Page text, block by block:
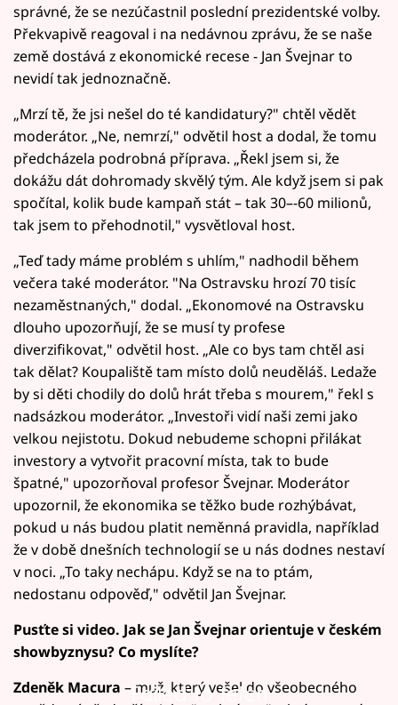
správné, že se nezúčastnil poslední prezidentské volby.
Překvapivě reagoval i na nedávnou zprávu, že se naše
země dostává z ekonomické recese - Jan Švejnar to
nevidí tak jednoznačně.
„Mrzí tě, že jsi nešel do té kandidatury?" chtěl vědět
moderátor. „Ne, nemrzí," odvětil host a dodal, že tomu
předcházela podrobná příprava. „Řekl jsem si, že
dokážu dát dohromady skvělý tým. Ale když jsem si pak
spočítal, kolik bude kampaň stát – tak 30–-60 milionů,
tak jsem to přehodnotil," vysvětloval host.
„Teď tady máme problém s uhlím," nadhodil během
večera také moderátor. "Na Ostravsku hrozí 70 tisíc
nezaměstnaných," dodal. „Ekonomové na Ostravsku
dlouho upozorňují, že se musí ty profese
diverzifikovat," odvětil host. „Ale co bys tam chtěl asi
tak dělat? Koupaliště tam místo dolů neuděláš. Ledaže
by si děti chodily do dolů hrát třeba s mourem," řekl s
nadsázkou moderátor. „Investoři vidí naši zemi jako
velkou nejistotu. Dokud nebudeme schopni přilákat
investory a vytvořit pracovní místa, tak to bude
špatné," upozorňoval profesor Švejnar. Moderátor
upozornil, že ekonomika se těžko bude rozhýbávat,
pokud u nás budou platit neměnná pravidla, například
že v době dnešních technologií se u nás dodnes nestaví
v noci. „To taky nechápu. Když se na to ptám,
nedostanu odpověď," odvětil Jan Švejnar.
Pusťte si video. Jak se Jan Švejnar orientuje v českém
showbyznysu? Co myslíte?
Failed to fetch
Zdeněk Macura – muž, který vešel do všeobecného